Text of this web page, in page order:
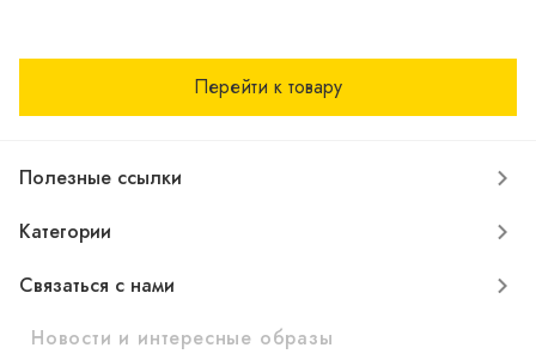
Перейти к товару
Полезные ссылки
Категории
Связаться с нами
Новости и интересные образы